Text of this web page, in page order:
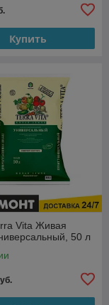
Купить
Vita Живая
50 л